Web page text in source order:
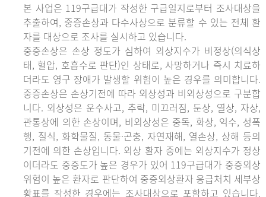
본 사업은 119구급대가 작성한 구급일지로부터 조사대상을
추출하여, 중증손상과 다수사상으로 분류할 수 있는 전체 환
자를 대상으로 조사를 실시하고 있습니다.
중증손상은 손상 정도가 심하여 외상지수가 비정상(의식상
태, 혈압, 호흡수로 판단)인 상태로, 사망하거나 즉시 치료하
더라도 영구 장애가 발생할 위험이 높은 경우를 의미합니다.
중증손상은 손상기전에 따라 외상성과 비외상성으로 구분합
니다. 외상성은 운수사고, 추락, 미끄러짐, 둔상, 열상, 자상,
관통상에 의한 손상이며, 비외상성은 중독, 화상, 익수, 성폭
행, 질식, 화학물질, 동물·곤충, 자연재해, 열손상, 상해 등의
기전에 의한 손상입니다. 외상 환자 중에는 외상지수가 정상
이더라도 중증도가 높은 경우가 있어 119구급대가 중증외상
위험이 높은 환자로 판단하여 중증외상환자 응급처치 세부상
황표를 작성한 경우에는 조사대상으로 포함하고 있습니다.